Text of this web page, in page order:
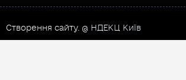
Створення сайту. @ НДЕКЦ Київ